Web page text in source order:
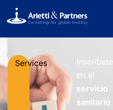
Services
Inscríbete
en el
servicio
sanitario